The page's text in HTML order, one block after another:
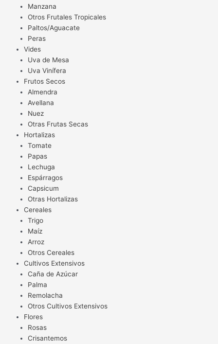
Manzana
Otros Frutales Tropicales
Paltos/Aguacate
Peras
Vides
Uva de Mesa
Uva Vinífera
Frutos Secos
Almendra
Avellana
Nuez
Otras Frutas Secas
Hortalizas
Tomate
Papas
Lechuga
Espárragos
Capsicum
Otras Hortalizas
Cereales
Trigo
Maíz
Arroz
Otros Cereales
Cultivos Extensivos
Caña de Azúcar
Palma
Remolacha
Otros Cultivos Extensivos
Flores
Rosas
Crisantemos